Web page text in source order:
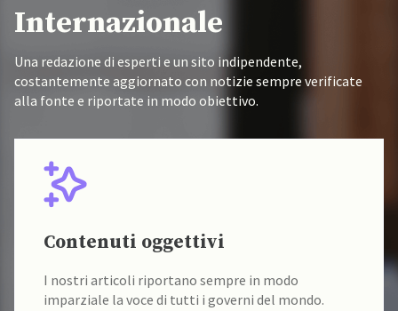
Internazionale
Una redazione di esperti e un sito indipendente,
costantemente aggiornato con notizie sempre verificate
alla fonte e riportate in modo obiettivo.
Contenuti oggettivi
I nostri articoli riportano sempre in modo
imparziale la voce di tutti i governi del mondo.